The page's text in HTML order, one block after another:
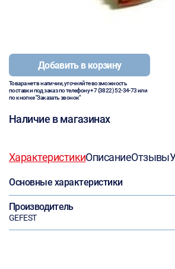
Добавить в корзину
Товара нет в наличии, уточняйте возможность
поставки под заказ по телефону+7 (3822) 52-34-73или
по кнопке "Заказать звонок"
Наличие в магазинах
ХарактеристикиОписаниеОтзывы
Основные характеристики
Производитель
GEFEST